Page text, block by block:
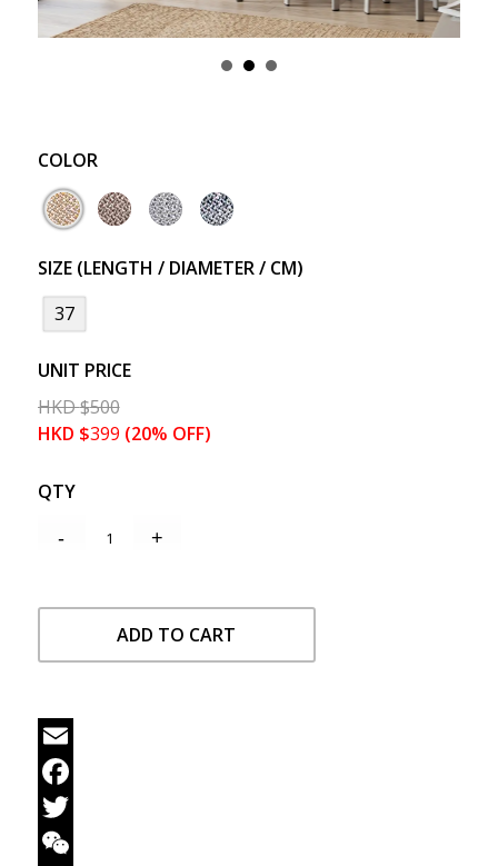
COLOR
SIZE (LENGTH / DIAMETER / CM)
37
UNIT PRICE
HKD$500
HKD $399 (20% OFF)
QTY
ADD TO CART
Email
Facebook
Twitter